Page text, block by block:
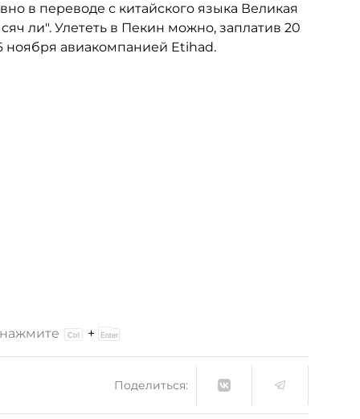
в переводе с китайского языка Великая
ли". Улететь в Пекин можно, заплатив 20
ноября авиакомпанией Etihad.
+
Поделиться: